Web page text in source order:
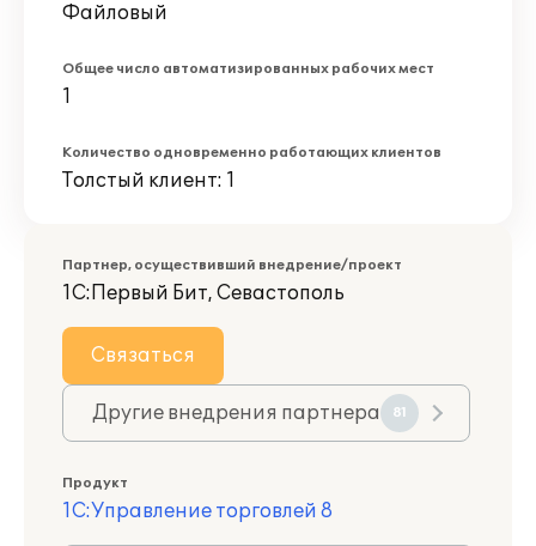
Файловый
Общее число автоматизированных рабочих мест
1
Количество одновременно работающих клиентов
Толстый клиент: 1
Партнер, осуществивший внедрение/проект
1С:Первый Бит, Севастополь
Связаться
Другие внедрения партнера 81
Продукт
1С:Управление торговлей 8